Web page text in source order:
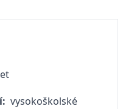
vysokoškolské